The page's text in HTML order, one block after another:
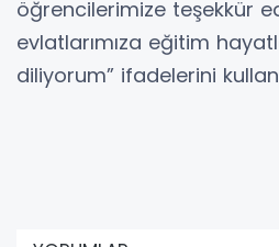
öğrencilerimize teşekkür
evlatlarımıza eğitim
diliyorum” ifadelerini